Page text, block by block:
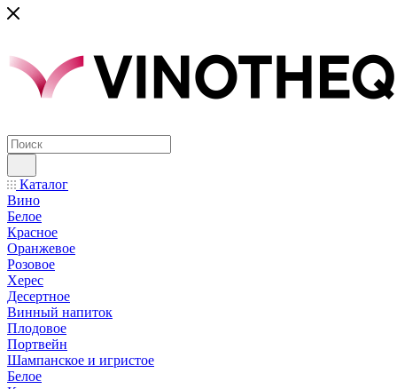
Каталог
Вино
Белое
Красное
Оранжевое
Розовое
Херес
Десертное
Винный напиток
Плодовое
Портвейн
Шампанское и игристое
Белое